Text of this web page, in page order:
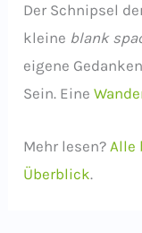
Der Schnipsel
kleine blank
eigene
Sein. Eine
Mehr lesen? Alle
Überblick.